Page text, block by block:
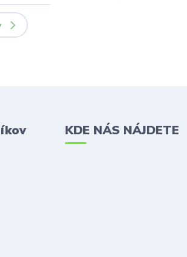
KDE NÁS NÁJDETE